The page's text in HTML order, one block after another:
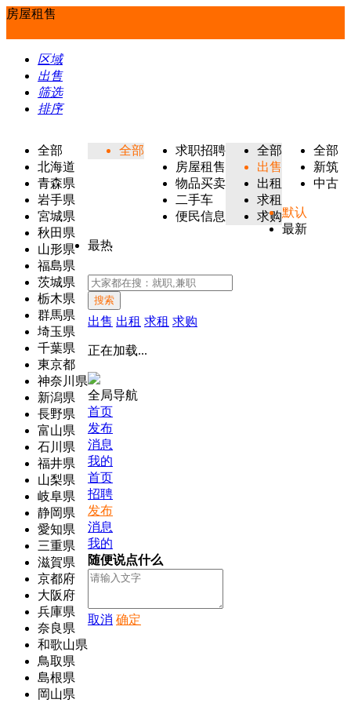
房屋租售
区域
出售
筛选
排序
全部
北海道
青森県
岩手県
宮城県
秋田県
山形県
福島県
茨城県
栃木県
群馬県
埼玉県
千葉県
東京都
神奈川県
新潟県
長野県
富山県
石川県
福井県
山梨県
岐阜県
静岡県
愛知県
三重県
滋賀県
京都府
大阪府
兵庫県
奈良県
和歌山県
鳥取県
島根県
岡山県
全部
求职招聘
房屋租售
物品买卖
二手车
便民信息
全部
出售
出租
求租
求购
全部
新筑
中古
默认
最新
最热
搜索
出售 出租 求租 求购
正在加载...
全局导航
首页
发布
消息
我的
首页
招聘
发布
消息
我的
随便说点什么
取消 确定